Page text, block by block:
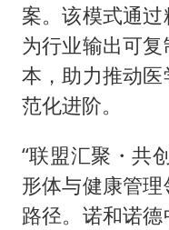
案。该模式通过
为行业输出可
本，助力推动
范化进阶。
“联盟汇聚・共
形体与健康管
路径。诺和诺德